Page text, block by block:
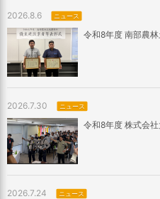
2026.8.6 ニュース
令和8年度 南部農
2026.7.30 ニュース
令和8年度 株式会
2026.7.24 ニュース